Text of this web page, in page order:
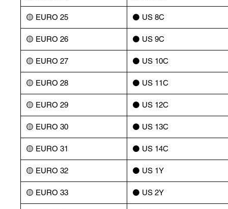
🟡 EURO 25 ⚫️ US 8C
🟡 EURO 26 ⚫️ US 9C
🟡 EURO 27 ⚫️ US 10C
🟡 EURO 28 ⚫️ US 11C
🟡 EURO 29 ⚫️ US 12C
🟡 EURO 30 ⚫️ US 13C
🟡 EURO 31 ⚫️ US 14C
🟡 EURO 32 ⚫️ US 1Y
🟡 EURO 33 ⚫️ US 2Y